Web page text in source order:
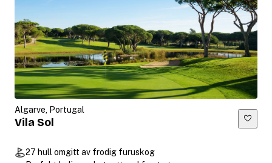
Algarve, Portugal
Vila Sol
27 hull omgitt av frodig furuskog